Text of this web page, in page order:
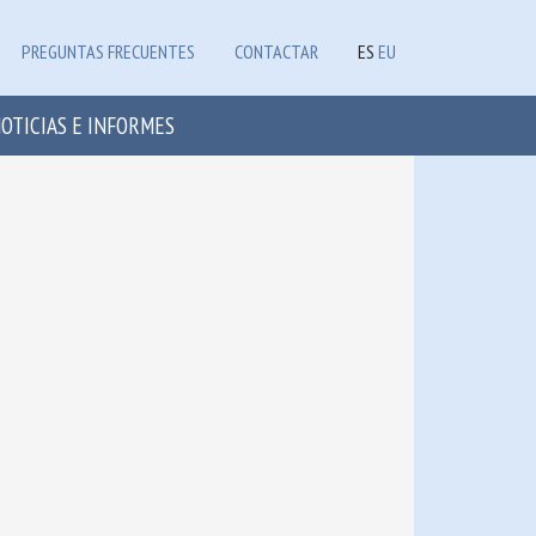
PREGUNTAS FRECUENTES CONTACTAR ES EU
E INFORMES